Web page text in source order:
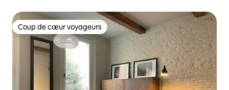
Coup de cœur voyageurs
Coup de cœur voyageurs